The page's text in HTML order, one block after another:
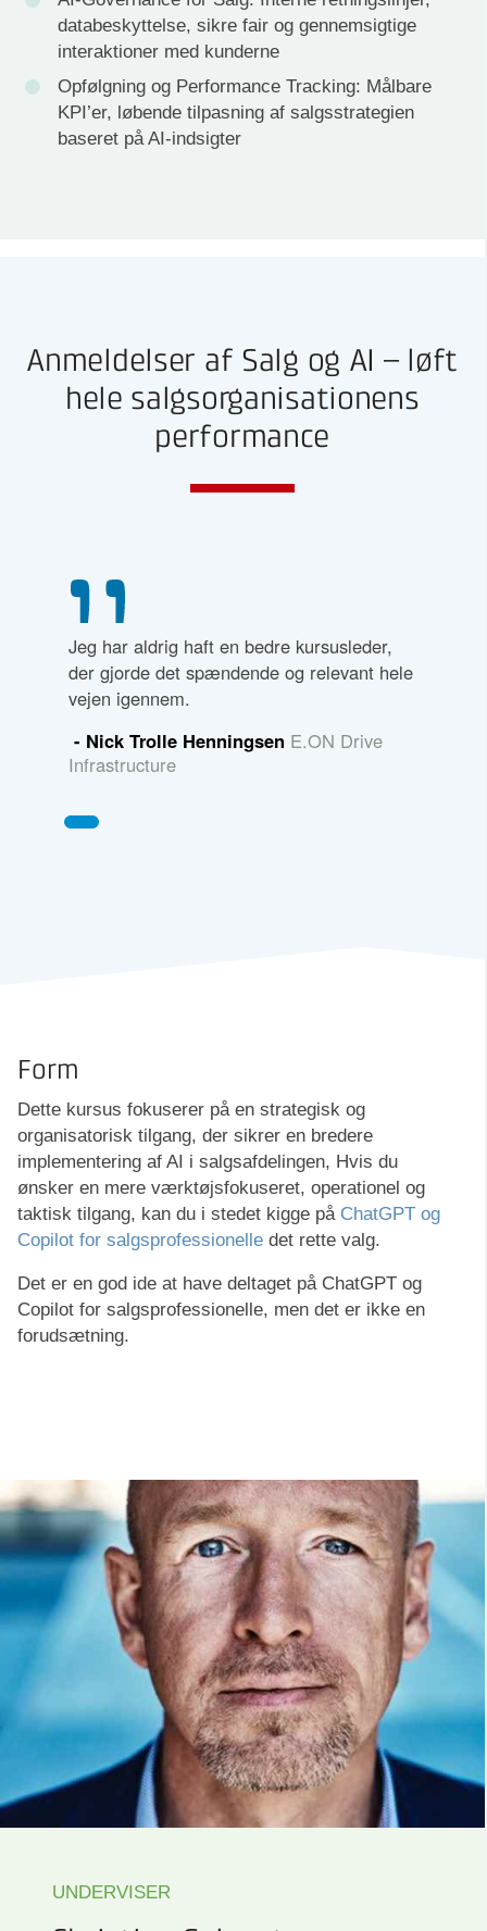
databeskyttelse, sikre fair og gennemsigtige
interaktioner med kunderne
Opfølgning og Performance Tracking: Målbare
KPI’er, løbende tilpasning af salgsstrategien
baseret på AI-indsigter
Anmeldelser af Salg og AI – løft
hele salgsorganisationens
performance
Jeg har aldrig haft en bedre kursusleder,
der gjorde det spændende og relevant hele
vejen igennem.
- Nick Trolle Henningsen E.ON Drive
Infrastructure
Form
Dette kursus fokuserer på en strategisk og
organisatorisk tilgang, der sikrer en bredere
implementering af AI i salgsafdelingen, Hvis du
ønsker en mere værktøjsfokuseret, operationel og
taktisk tilgang, kan du i stedet kigge på ChatGPT og
Copilot for salgsprofessionelle det rette valg.
Det er en god ide at have deltaget på ChatGPT og
Copilot for salgsprofessionelle, men det er ikke en
forudsætning.
UNDERVISER